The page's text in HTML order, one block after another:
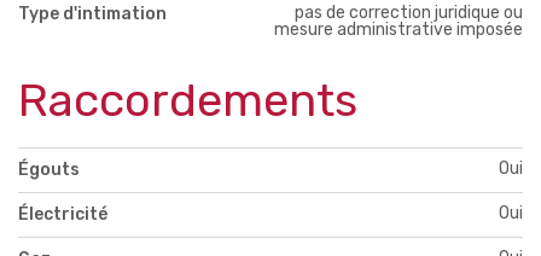
Type d'intimation
pas de correction juridique ou
mesure administrative imposée
Raccordements
Égouts Oui
Électricité Oui